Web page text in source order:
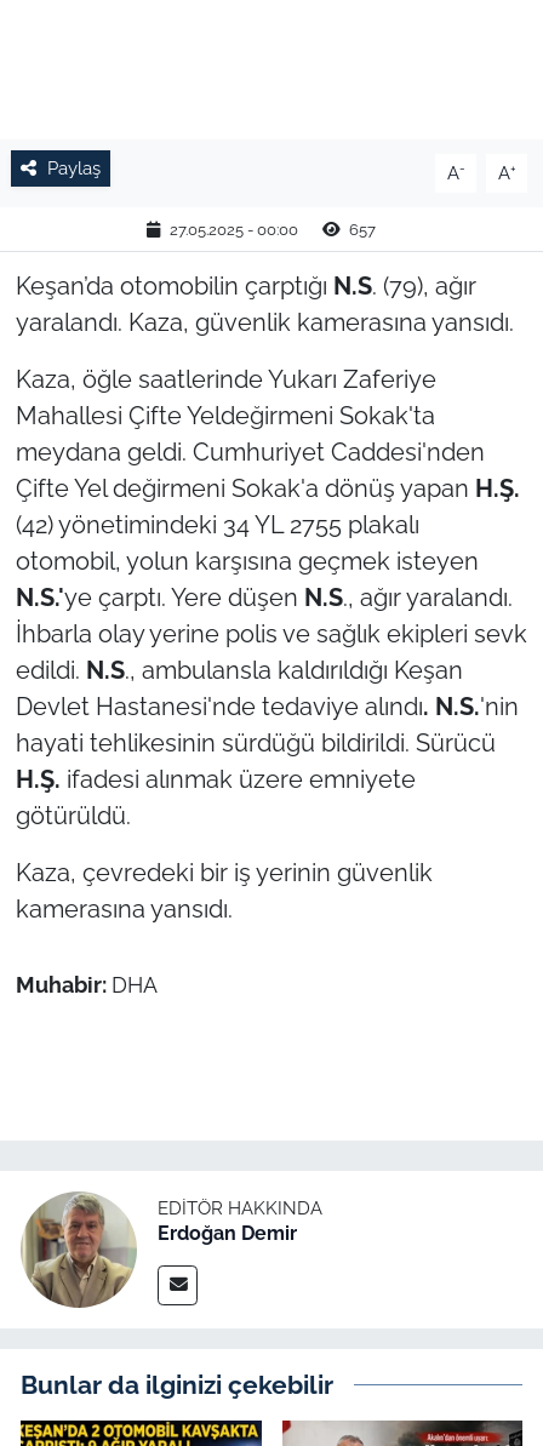
Paylaş A- A+
27.05.2025 - 00:00 657
Keşan’da otomobilin çarptığı N.S. (79), ağır
yaralandı. Kaza, güvenlik kamerasına yansıdı.
Kaza, öğle saatlerinde Yukarı Zaferiye
Mahallesi Çifte Yeldeğirmeni Sokak'ta
meydana geldi. Cumhuriyet Caddesi'nden
Çifte Yel değirmeni Sokak'a dönüş yapan H.Ş.
(42) yönetimindeki 34 YL 2755 plakalı
otomobil, yolun karşısına geçmek isteyen
N.S.'ye çarptı. Yere düşen N.S., ağır yaralandı.
İhbarla olay yerine polis ve sağlık ekipleri sevk
edildi. N.S., ambulansla kaldırıldığı Keşan
Devlet Hastanesi'nde tedaviye alındı. N.S.'nin
hayati tehlikesinin sürdüğü bildirildi. Sürücü
H.Ş. ifadesi alınmak üzere emniyete
götürüldü.
Kaza, çevredeki bir iş yerinin güvenlik
kamerasına yansıdı.
Muhabir: DHA
EDITÖR HAKKINDA
Erdoğan Demir
Bunlar da ilginizi çekebilir
EDİRNE
TEKİRDAĞ
KIRKLARELİ
TÜRKİYE
Bölge
Güvenlik
Genel
Politika
Dış Haberler
İş Dünyası
Bilim Teknoloji
Genel-A
Gündem-Eğitim